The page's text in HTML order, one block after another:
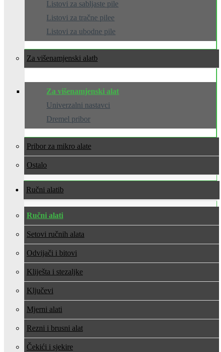
Listovi za sabljaste pile
Listovi za tračne pilee
Listovi za ubodne pile
Za višenamjenski alat
Za višenamjenski alat
Univerzalni nastavci
Dremel pribor
Pribor za mikro alate
Ostalo
Ručni alati
Ručni alati
Setovi ručnih alata
Odvijači i bitovi
Kliješta i stezaljke
Ključevi
Mjerni alati
Rezni i brusni alat
Čekići i sjekire